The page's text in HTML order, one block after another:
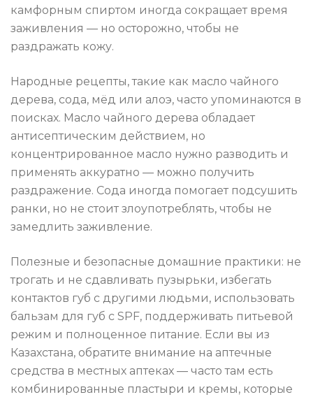
камфорным спиртом иногда сокращает время
заживления — но осторожно, чтобы не
раздражать кожу.
Народные рецепты, такие как масло чайного
дерева, сода, мёд или алоэ, часто упоминаются в
поисках. Масло чайного дерева обладает
антисептическим действием, но
концентрированное масло нужно разводить и
применять аккуратно — можно получить
раздражение. Сода иногда помогает подсушить
ранки, но не стоит злоупотреблять, чтобы не
замедлить заживление.
Полезные и безопасные домашние практики: не
трогать и не сдавливать пузырьки, избегать
контактов губ с другими людьми, использовать
бальзам для губ с SPF, поддерживать питьевой
режим и полноценное питание. Если вы из
Казахстана, обратите внимание на аптечные
средства в местных аптеках — часто там есть
комбинированные пластыри и кремы, которые